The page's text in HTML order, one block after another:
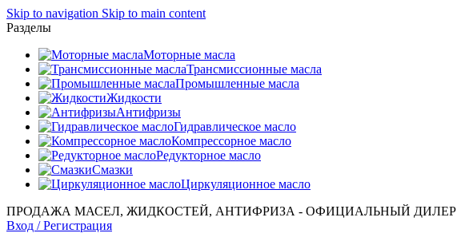
Skip to navigation Skip to main content
Разделы
Моторные масла
Трансмиссионные масла
Промышленные масла
Жидкости
Антифризы
Гидравлическое масло
Компрессорное масло
Редукторное масло
Смазки
Циркуляционное масло
ПРОДАЖА МАСЕЛ, ЖИДКОСТЕЙ, АНТИФРИЗА - ОФИЦИАЛЬНЫЙ ДИЛЕР
Вход / Регистрация